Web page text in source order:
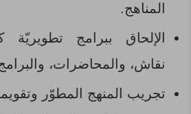
المناهج.
الإلحاق ببرامج
نقاش، والمحاضرات، والبرامج
تجريب المنهج المطوّر